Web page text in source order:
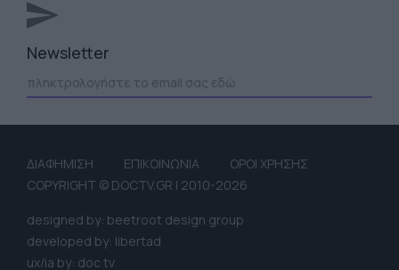
Newsletter
ΔΙΑΦΗΜΙΣΗ ΕΠΙΚΟΙΝΩΝΙΑ
ΟΡΟΙ ΧΡΗΣΗΣ
COPYRIGHT © DOCTV.GR | 2010-2026
designed by: beetroot design group
developed by: libertad
ux/ia by: doc tv